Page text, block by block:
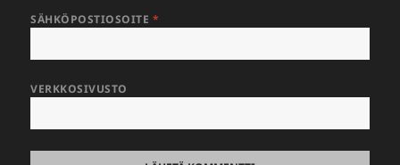
SÄHKÖPOSTIOSOITE *
VERKKOSIVUSTO